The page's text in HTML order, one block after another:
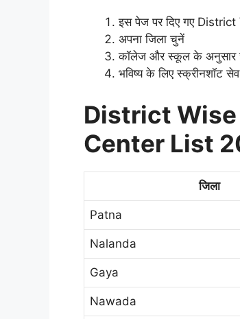
इस पेज पर दिए गए
अपना जिला चुनें
कॉलेज और स्कूल के अनुसार
भविष्य के लिए स्क्रीनशॉट
District Wise
Center List
जिला
Patna
Nalanda
Gaya
Nawada